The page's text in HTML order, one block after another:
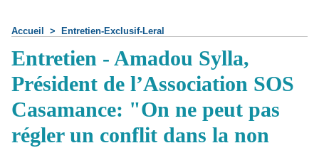
Accueil > Entretien-Exclusif-Leral
Entretien - Amadou Sylla,
Président de l’Association SOS
Casamance: "On ne peut pas
régler un conflit dans la non